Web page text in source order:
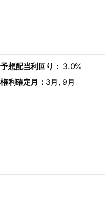
予想配当利回り： 3.0%
権利確定月： 3月, 9月